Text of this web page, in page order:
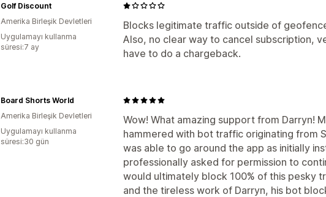
Blocks legitimate traffic outside of
Also, no clear way to cancel subscription,
have to do a chargeback.
Golf Discount
Amerika Birleşik Devletleri
Uygulamayı kullanma
süresi:7 ay
Wow! What amazing support from Darryn!
hammered with bot traffic originating from
was able to go around the app as initially
professionally asked for permission to
would ultimately block 100% of this pesky
and the tireless work of Darryn, his bot
Board Shorts World
Amerika Birleşik Devletleri
Uygulamayı kullanma
süresi:30 gün